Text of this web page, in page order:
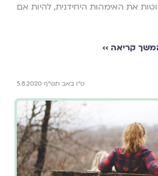
את האימהות היחידנית, להיות אם
קריאה ››
ט"ו באב תש"ף 5.8.2020